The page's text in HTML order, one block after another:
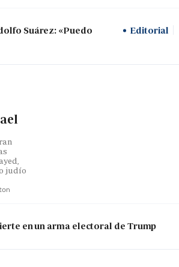
Suárez: «Puedo
Editorial
judío
en un arma electoral de Trump